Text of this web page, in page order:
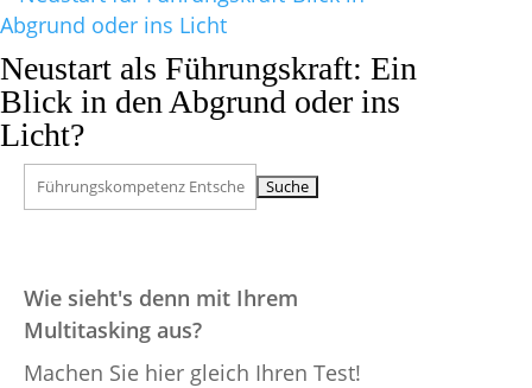
Neustart als Führungskraft: Ein
Blick in den Abgrund oder ins
Licht?
Suchen
nach:
Wie sieht's denn mit Ihrem
Multitasking aus?
Machen Sie hier gleich Ihren Test!